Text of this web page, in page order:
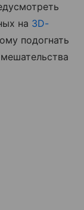
на 3D-
подогнать